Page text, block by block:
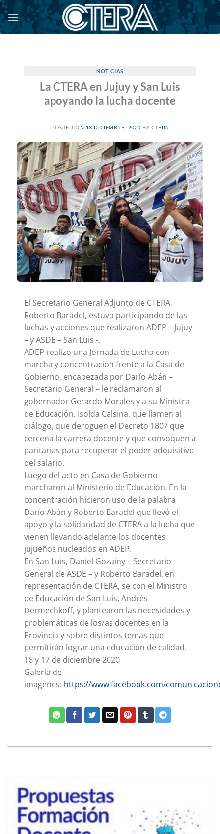
Saltar
al
contenido
NOTICIAS
La CTERA en Jujuy y San Luis
apoyando la lucha docente
POSTED ON 18 DICIEMBRE, 2020 BYCTERA
El Secretario General Adjunto de CTERA,
Roberto Baradel, estuvo participando de las
luchas y acciones que realizaron ADEP – Jujuy
– y ASDE – San Luis -.
ADEP realizó una Jornada de Lucha con
marcha y concentración frente a la Casa de
Gobierno, encabezada por Darío Abán –
Secretario General – le reclamaron al
gobernador Gerardo Morales y a su Ministra
de Educación, Isolda Calsina, que llamen al
diálogo, que deroguen el Decreto 1807 que
cercena la carrera docente y que convoquen a
paritarias para recuperar el poder adquisitivo
del salario.
Luego del acto en Casa de Gobierno
marcharon al Ministerio de Educación. En la
concentración hicieron uso de la palabra
Darío Abán y Roberto Baradel que llevó el
apoyo y la solidaridad de CTERA a la lucha que
vienen llevando adelante los docentes
jujueños nucleados en ADEP.
En San Luis, Daniel Gozainy – Secretario
General de ASDE – y Roberto Baradel, en
representación de CTERA, se con el Ministro
de Educación de San Luis, Andrés
Dermechkoff, y plantearon las necesidades y
problemáticas de los/as docentes en la
Provincia y sobre distintos temas que
permitirán lograr una educación de calidad.
16 y 17 de diciembre 2020
Galeria de
imagenes: https://www.facebook.com/